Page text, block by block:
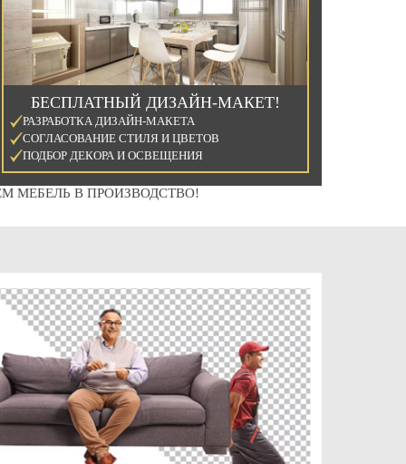
БЕСПЛАТНЫЙ ДИЗАЙН-МАКЕТ!
РАЗРАБОТКА ДИЗАЙН-МАКЕТА
СОГЛАСОВАНИЕ СТИЛЯ И ЦВЕТОВ
ПОДБОР ДЕКОРА И ОСВЕЩЕНИЯ
МЕБЕЛЬ В ПРОИЗВОДСТВО!